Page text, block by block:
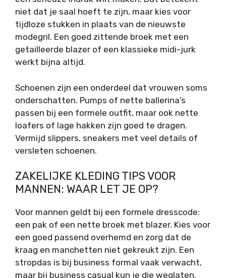
niet dat je saal hoeft te zijn, maar kies voor
tijdloze stukken in plaats van de nieuwste
modegril. Een goed zittende broek met een
getailleerde blazer of een klassieke midi-jurk
werkt bijna altijd.
Schoenen zijn een onderdeel dat vrouwen soms
onderschatten. Pumps of nette ballerina’s
passen bij een formele outfit, maar ook nette
loafers of lage hakken zijn goed te dragen.
Vermijd slippers, sneakers met veel details of
versleten schoenen.
ZAKELIJKE KLEDING TIPS VOOR
MANNEN: WAAR LET JE OP?
Voor mannen geldt bij een formele dresscode:
een pak of een nette broek met blazer. Kies voor
een goed passend overhemd en zorg dat de
kraag en manchetten niet gekreukt zijn. Een
stropdas is bij business formal vaak verwacht,
maar bij business casual kun je die weglaten.